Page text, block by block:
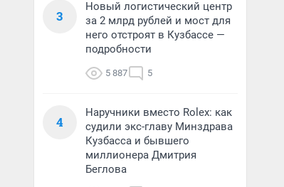
3
Новый логистический центр
за 2 млрд рублей и мост для
него отстроят в Кузбассе —
подробности
5 887 5
4
Наручники вместо Rolex: как
судили экс-главу Минздрава
Кузбасса и бывшего
миллионера Дмитрия
Беглова